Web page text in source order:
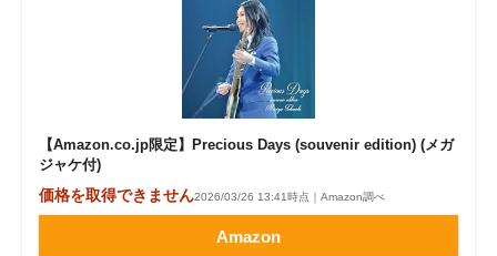
【Amazon.co.jp限定】Precious Days (souvenir edition) (メガ
ジャケ付)
価格を取得できません2026/03/26 13:41時点｜Amazon調べ
Amazon